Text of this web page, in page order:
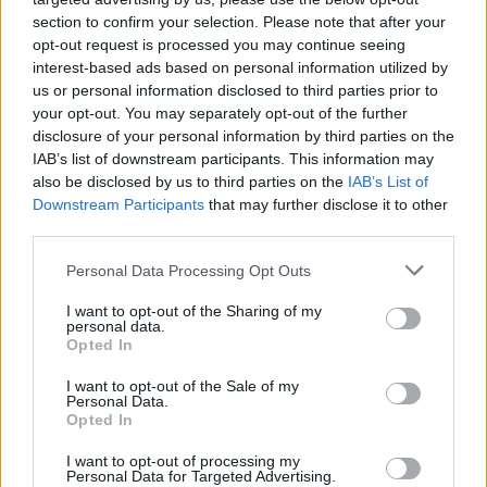
section to confirm your selection. Please note that after your
opt-out request is processed you may continue seeing
interest-based ads based on personal information utilized by
us or personal information disclosed to third parties prior to
your opt-out. You may separately opt-out of the further
disclosure of your personal information by third parties on the
IAB’s list of downstream participants. This information may
also be disclosed by us to third parties on the IAB’s List of
Downstream Participants that may further disclose it to other
Personal Data Processing Opt Outs
I want to opt-out of the Sharing of my
personal data.
Opted In
I want to opt-out of the Sale of my
Personal Data.
Opted In
I want to opt-out of processing my
Personal Data for Targeted Advertising.
ροκ στιλ από τα νεανικά του χρόνια
SHOWBIZ
Ιουλία Καλλιμάνη: Επέστρεψε τα
λουλούδια στο κεφάλι θαμώνα που
την πέτυχε στο πρόσωπο
νάζι στις τροπικές παραλίες των
Μπόρα Μπόρα
SHOWBIZ
δακρύων στα ΦαλάσαρναDPG NETWORK